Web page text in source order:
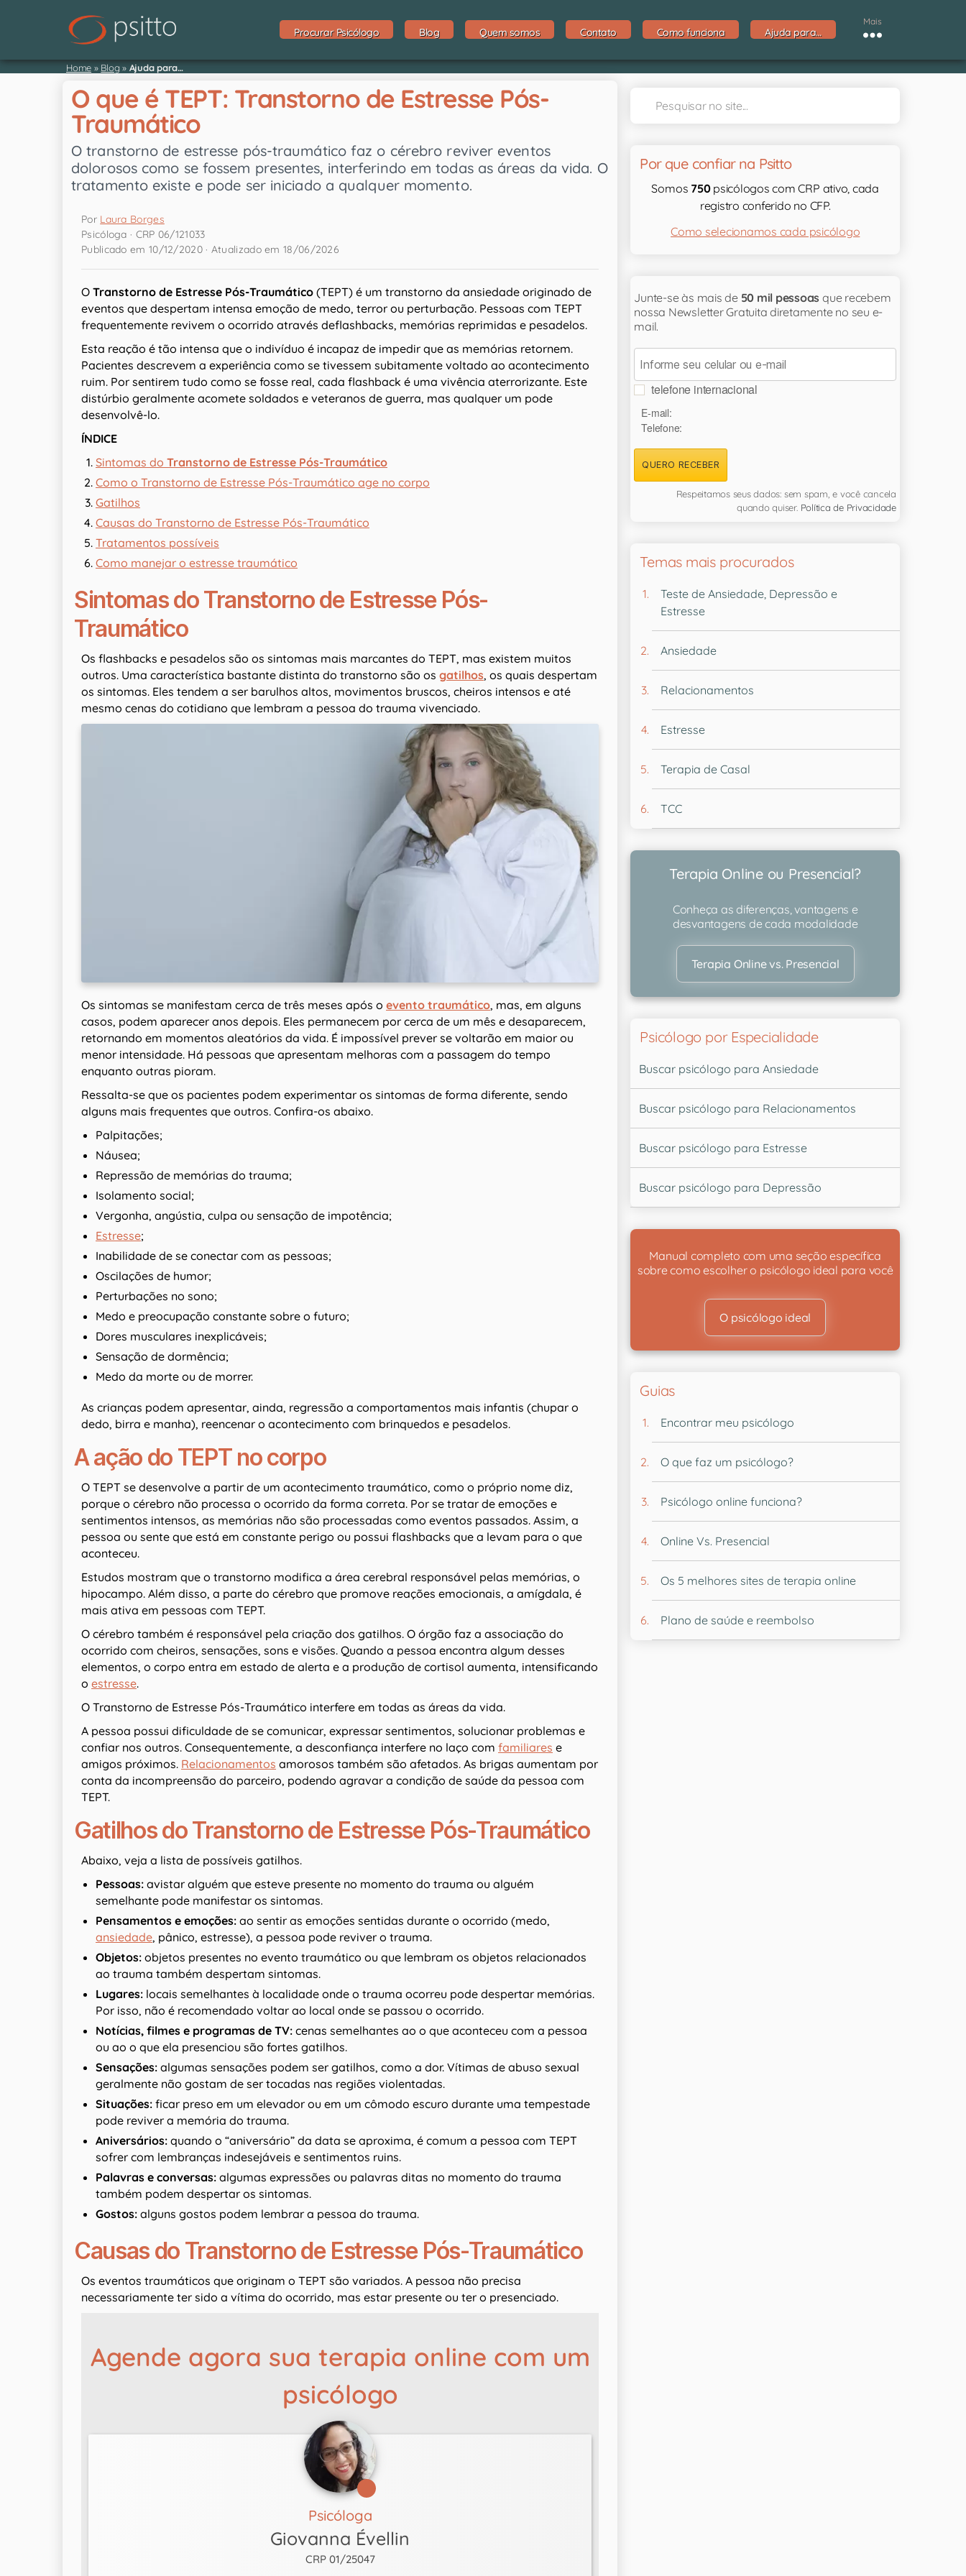
Procurar Psicólogo Blog Quem somos Contato Como funciona Ajuda para…
Mais
Home » Blog» Ajuda para…
O que é TEPT: Transtorno de Estresse Pós-
Traumático
O transtorno de estresse pós-traumático faz o cérebro reviver eventos
dolorosos como se fossem presentes, interferindo em todas as áreas da vida. O
tratamento existe e pode ser iniciado a qualquer momento.
Por Laura Borges
Psicóloga · CRP 06/121033
Publicado em 10/12/2020 · Atualizado em 18/06/2026
O Transtorno de Estresse Pós-Traumático (TEPT) é um transtorno da ansiedade originado de
eventos que despertam intensa emoção de medo, terror ou perturbação. Pessoas com TEPT
frequentemente revivem o ocorrido através deflashbacks, memórias reprimidas e pesadelos.
Esta reação é tão intensa que o indivíduo é incapaz de impedir que as memórias retornem.
Pacientes descrevem a experiência como se tivessem subitamente voltado ao acontecimento
ruim. Por sentirem tudo como se fosse real, cada flashback é uma vivência aterrorizante. Este
distúrbio geralmente acomete soldados e veteranos de guerra, mas qualquer um pode
desenvolvê-lo.
ÍNDICE
Sintomas do Transtorno de Estresse Pós-Traumático
Como o Transtorno de Estresse Pós-Traumático age no corpo
Gatilhos
Causas do Transtorno de Estresse Pós-Traumático
Tratamentos possíveis
Como manejar o estresse traumático
Sintomas do Transtorno de Estresse Pós-
Traumático
Os flashbacks e pesadelos são os sintomas mais marcantes do TEPT, mas existem muitos
outros. Uma característica bastante distinta do transtorno são os gatilhos, os quais despertam
os sintomas. Eles tendem a ser barulhos altos, movimentos bruscos, cheiros intensos e até
mesmo cenas do cotidiano que lembram a pessoa do trauma vivenciado.
Os sintomas se manifestam cerca de três meses após o evento traumático, mas, em alguns
casos, podem aparecer anos depois. Eles permanecem por cerca de um mês e desaparecem,
retornando em momentos aleatórios da vida. É impossível prever se voltarão em maior ou
menor intensidade. Há pessoas que apresentam melhoras com a passagem do tempo
enquanto outras pioram.
Ressalta-se que os pacientes podem experimentar os sintomas de forma diferente, sendo
alguns mais frequentes que outros. Confira-os abaixo.
Palpitações;
Náusea;
Repressão de memórias do trauma;
Isolamento social;
Vergonha, angústia, culpa ou sensação de impotência;
Estresse;
Inabilidade de se conectar com as pessoas;
Oscilações de humor;
Perturbações no sono;
Medo e preocupação constante sobre o futuro;
Dores musculares inexplicáveis;
Sensação de dormência;
Medo da morte ou de morrer.
As crianças podem apresentar, ainda, regressão a comportamentos mais infantis (chupar o
dedo, birra e manha), reencenar o acontecimento com brinquedos e pesadelos.
A ação do TEPT no corpo
O TEPT se desenvolve a partir de um acontecimento traumático, como o próprio nome diz,
porque o cérebro não processa o ocorrido da forma correta. Por se tratar de emoções e
sentimentos intensos, as memórias não são processadas como eventos passados. Assim, a
pessoa ou sente que está em constante perigo ou possui flashbacks que a levam para o que
aconteceu.
Estudos mostram que o transtorno modifica a área cerebral responsável pelas memórias, o
hipocampo. Além disso, a parte do cérebro que promove reações emocionais, a amígdala, é
mais ativa em pessoas com TEPT.
O cérebro também é responsável pela criação dos gatilhos. O órgão faz a associação do
ocorrido com cheiros, sensações, sons e visões. Quando a pessoa encontra algum desses
elementos, o corpo entra em estado de alerta e a produção de cortisol aumenta, intensificando
o estresse.
O Transtorno de Estresse Pós-Traumático interfere em todas as áreas da vida.
A pessoa possui dificuldade de se comunicar, expressar sentimentos, solucionar problemas e
confiar nos outros. Consequentemente, a desconfiança interfere no laço com familiares e
amigos próximos. Relacionamentos amorosos também são afetados. As brigas aumentam por
conta da incompreensão do parceiro, podendo agravar a condição de saúde da pessoa com
TEPT.
Gatilhos do Transtorno de Estresse Pós-Traumático
Abaixo, veja a lista de possíveis gatilhos.
Pessoas: avistar alguém que esteve presente no momento do trauma ou alguém
semelhante pode manifestar os sintomas.
Pensamentos e emoções: ao sentir as emoções sentidas durante o ocorrido (medo,
ansiedade, pânico, estresse), a pessoa pode reviver o trauma.
Objetos: objetos presentes no evento traumático ou que lembram os objetos relacionados
ao trauma também despertam sintomas.
Lugares: locais semelhantes à localidade onde o trauma ocorreu pode despertar memórias.
Por isso, não é recomendado voltar ao local onde se passou o ocorrido.
Notícias, filmes e programas de TV: cenas semelhantes ao o que aconteceu com a pessoa
ou ao o que ela presenciou são fortes gatilhos.
Sensações: algumas sensações podem ser gatilhos, como a dor. Vítimas de abuso sexual
geralmente não gostam de ser tocadas nas regiões violentadas.
Situações: ficar preso em um elevador ou em um cômodo escuro durante uma tempestade
pode reviver a memória do trauma.
Aniversários: quando o “aniversário” da data se aproxima, é comum a pessoa com TEPT
sofrer com lembranças indesejáveis e sentimentos ruins.
Palavras e conversas: algumas expressões ou palavras ditas no momento do trauma
também podem despertar os sintomas.
Gostos: alguns gostos podem lembrar a pessoa do trauma.
Causas do Transtorno de Estresse Pós-Traumático
Os eventos traumáticos que originam o TEPT são variados. A pessoa não precisa
necessariamente ter sido a vítima do ocorrido, mas estar presente ou ter o presenciado.
Agende agora sua terapia online com um
psicólogo
Psicóloga
Giovanna Évellin
CRP 01/25047
Por que confiar na Psitto
Somos 750psicólogos com CRP ativo, cada
registro conferido no CFP.
Como selecionamos cada psicólogo
Junte-se às mais de 50 mil pessoas que recebem
nossa Newsletter Gratuita diretamente no seu e-
mail.
telefone internacional
E-mail:
Telefone:
QUERO RECEBER
Respeitamos seus dados: sem spam, e você cancela
quando quiser. Política de Privacidade
Temas mais procurados
Teste de Ansiedade, Depressão e
Estresse
Ansiedade
Relacionamentos
Estresse
Terapia de Casal
TCC
Terapia Online ou Presencial?
Conheça as diferenças, vantagens e
desvantagens de cada modalidade
Terapia Online vs. Presencial
Psicólogo por Especialidade
Buscar psicólogo para Ansiedade
Buscar psicólogo para Relacionamentos
Buscar psicólogo para Estresse
Buscar psicólogo para Depressão
Manual completo com uma seção específica
sobre como escolher o psicólogo ideal para você
O psicólogo ideal
Guias
Encontrar meu psicólogo
O que faz um psicólogo?
Psicólogo online funciona?
Online Vs. Presencial
Os 5 melhores sites de terapia online
Plano de saúde e reembolso